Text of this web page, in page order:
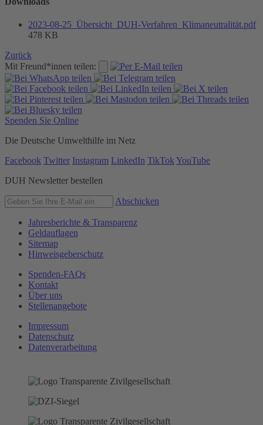
2023-08-25_Übersicht_DUH-Verfahren_Klimaneutralität.pdf
478 KB
Zurück
Mit Freund*innen teilen:
Spenden Sie Online
Die Deutsche Umwelthilfe im Netz
Facebook Twitter Instagram LinkedIn TikTok YouTube
DUH Newsletter bestellen
Abschicken
Jahresberichte & Transparenz
Geldauflagen
Sitemap
Hinweisgeberschutz
Spenden-FAQs
Kontakt
Über uns
Stellenangebote
Impressum
Datenschutz
Datenverarbeitung